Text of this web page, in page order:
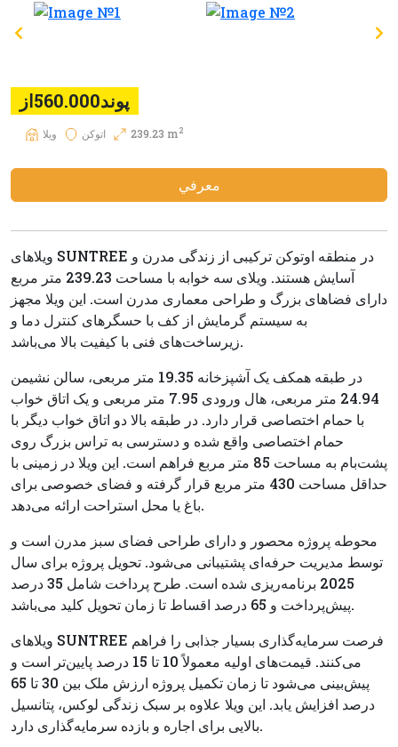
پوند560.000از
ويلا اتوکن 239.23 m2
معرفي
ویلاهای SUNTREE در منطقه اوتوکن ترکیبی از زندگی مدرن و
آسایش هستند. ویلای سه خوابه با مساحت 239.23 متر مربع
دارای فضاهای بزرگ و طراحی معماری مدرن است. این ویلا مجهز
به سیستم گرمایش از کف با حسگرهای کنترل دما و
زیرساخت‌های فنی با کیفیت بالا می‌باشد.
در طبقه همکف یک آشپزخانه 19.35 متر مربعی، سالن نشیمن
24.94 متر مربعی، هال ورودی 7.95 متر مربعی و یک اتاق خواب
با حمام اختصاصی قرار دارد. در طبقه بالا دو اتاق خواب دیگر با
حمام اختصاصی واقع شده و دسترسی به تراس بزرگ روی
پشت‌بام به مساحت 85 متر مربع فراهم است. این ویلا در زمینی با
حداقل مساحت 430 متر مربع قرار گرفته و فضای خصوصی برای
باغ یا محل استراحت ارائه می‌دهد.
محوطه پروژه محصور و دارای طراحی فضای سبز مدرن است و
توسط مدیریت حرفه‌ای پشتیبانی می‌شود. تحویل پروژه برای سال
2025 برنامه‌ریزی شده است. طرح پرداخت شامل 35 درصد
پیش‌پرداخت و 65 درصد اقساط تا زمان تحویل کلید می‌باشد.
ویلاهای SUNTREE فرصت سرمایه‌گذاری بسیار جذابی را فراهم
می‌کنند. قیمت‌های اولیه معمولاً 10 تا 15 درصد پایین‌تر است و
پیش‌بینی می‌شود تا زمان تکمیل پروژه ارزش ملک بین 30 تا 65
درصد افزایش یابد. این ویلا علاوه بر سبک زندگی لوکس، پتانسیل
بالایی برای اجاره و بازده سرمایه‌گذاری دارد.